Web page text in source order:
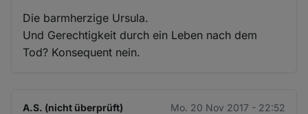
Die barmherzige Ursula.
Und Gerechtigkeit durch ein Leben nach dem
Tod? Konsequent nein.
A.S. (nicht überprüft) Mo. 20 Nov 2017 - 22:52